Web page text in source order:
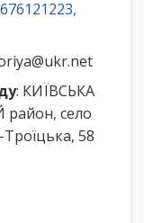
: КИЇВСЬКА
село
58